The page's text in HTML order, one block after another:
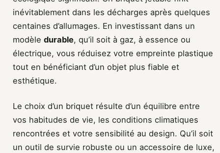
inévitablement dans les décharges après quelques
centaines d’allumages. En investissant dans un
modèle durable, qu’il soit à gaz, à essence ou
électrique, vous réduisez votre empreinte plastique
tout en bénéficiant d’un objet plus fiable et
esthétique.
Le choix d’un briquet résulte d’un équilibre entre
vos habitudes de vie, les conditions climatiques
rencontrées et votre sensibilité au design. Qu’il soit
un outil de survie robuste ou un accessoire de luxe,